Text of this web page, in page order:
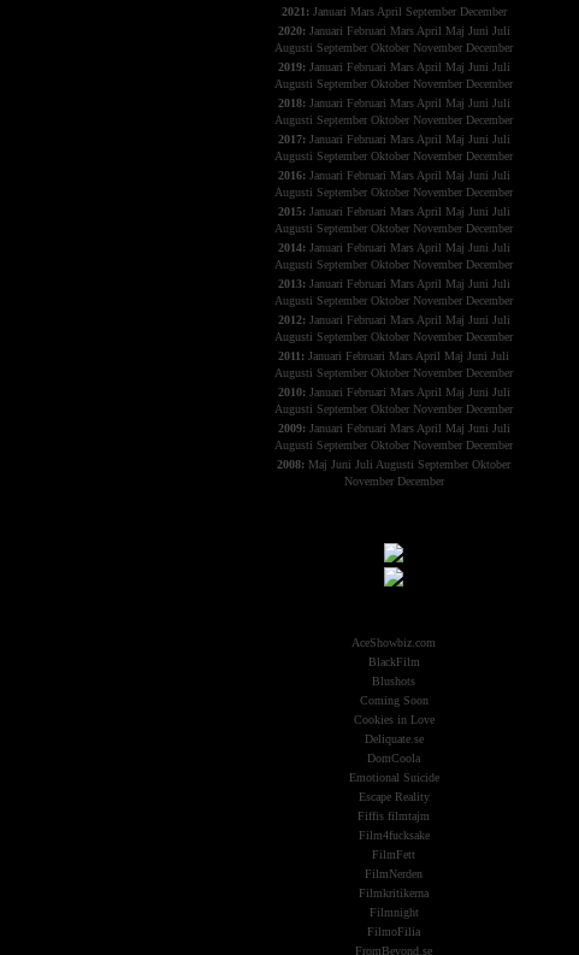
2021: Januari Mars April September December
2020: Januari Februari Mars April Maj Juni Juli
Augusti September Oktober November December
2019: Januari Februari Mars April Maj Juni Juli
Augusti September Oktober November December
2018: Januari Februari Mars April Maj Juni Juli
Augusti September Oktober November December
2017: Januari Februari Mars April Maj Juni Juli
Augusti September Oktober November December
2016: Januari Februari Mars April Maj Juni Juli
Augusti September Oktober November December
2015: Januari Februari Mars April Maj Juni Juli
Augusti September Oktober November December
2014: Januari Februari Mars April Maj Juni Juli
Augusti September Oktober November December
2013: Januari Februari Mars April Maj Juni Juli
Augusti September Oktober November December
2012: Januari Februari Mars April Maj Juni Juli
Augusti September Oktober November December
2011: Januari Februari Mars April Maj Juni Juli
Augusti September Oktober November December
2010: Januari Februari Mars April Maj Juni Juli
Augusti September Oktober November December
2009: Januari Februari Mars April Maj Juni Juli
Augusti September Oktober November December
2008: Maj Juni Juli Augusti September Oktober
November December
AceShowbiz.com
BlackFilm
Blushots
Coming Soon
Cookies in Love
Deliquate.se
DomCoola
Emotional Suicide
Escape Reality
Fiffis filmtajm
Film4fucksake
FilmFett
FilmNerden
Filmkritikerna
Filmnight
FilmoFilia
FromBeyond.se